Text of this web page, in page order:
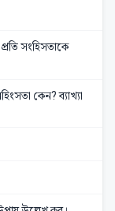
সংহিসতাকে
কেন? ব্যাখ্যা